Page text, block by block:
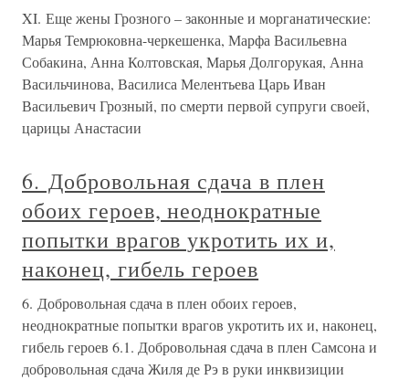
XI. Еще жены Грозного – законные и морганатические:
Марья Темрюковна-черкешенка, Марфа Васильевна
Собакина, Анна Колтовская, Марья Долгорукая, Анна
Васильчинова, Василиса Мелентьева Царь Иван
Васильевич Грозный, по смерти первой супруги своей,
царицы Анастасии
6. Добровольная сдача в плен
обоих героев, неоднократные
попытки врагов укротить их и,
наконец, гибель героев
6. Добровольная сдача в плен обоих героев,
неоднократные попытки врагов укротить их и, наконец,
гибель героев 6.1. Добровольная сдача в плен Самсона и
добровольная сдача Жиля де Рэ в руки инквизиции